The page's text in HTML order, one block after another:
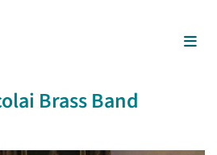
Brass Band